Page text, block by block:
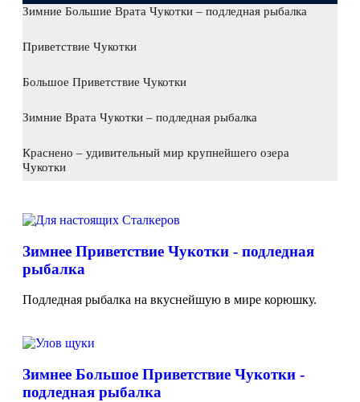
Зимние Большие Врата Чукотки – подледная рыбалка
Приветствие Чукотки
Большое Приветствие Чукотки
Зимние Врата Чукотки – подледная рыбалка
Краснено – удивительный мир крупнейшего озера
Чукотки
Зимнее Приветствие Чукотки - подледная
рыбалка
Подледная рыбалка на вкуснейшую в мире корюшку.
Зимнее Большое Приветствие Чукотки -
подледная рыбалка